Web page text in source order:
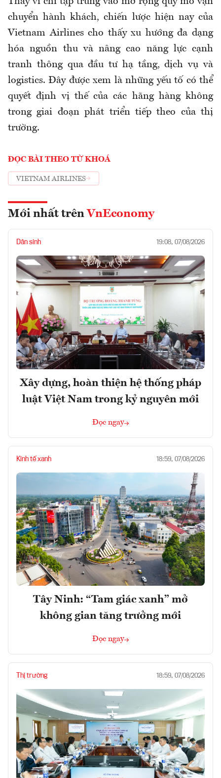
chuyển hành khách, chiến lược hiện nay của
Vietnam Airlines cho thấy xu hướng đa dạng
hóa nguồn thu và nâng cao năng lực cạnh
tranh thông qua đầu tư hạ tầng, dịch vụ và
logistics. Đây được xem là những yếu tố có thể
quyết định vị thế của các hãng hàng không
trong giai đoạn phát triển tiếp theo của thị
trường.
ĐỌC BÀI THEO TỪ KHOÁ
VIETNAM AIRLINES
Mới nhất trên VnEconomy
Dân sinh 19:08, 07/08/2026
Xây dựng, hoàn thiện hệ thống pháp
luật Việt Nam trong kỷ nguyên mới
Đọc ngay
Kinh tế xanh 18:59, 07/08/2026
Tây Ninh: “Tam giác xanh” mở
không gian tăng trưởng mới
Đọc ngay
Thị trường 18:59, 07/08/2026